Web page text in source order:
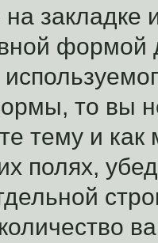
формой
то вы
тему и
полях,